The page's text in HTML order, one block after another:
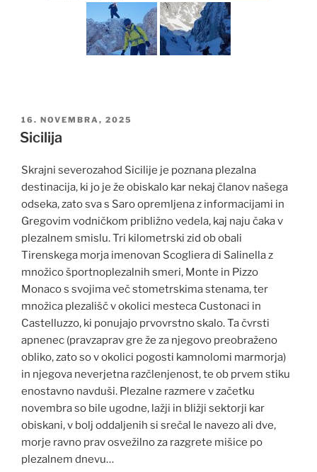
OBJAVLJENO
DNE
16. NOVEMBRA, 2025
Sicilija
Skrajni severozahod Sicilije je poznana plezalna
destinacija, ki jo je že obiskalo kar nekaj članov našega
odseka, zato sva s Saro opremljena z informacijami in
Gregovim vodničkom približno vedela, kaj naju čaka v
plezalnem smislu. Tri kilometrski zid ob obali
Tirenskega morja imenovan Scogliera di Salinella z
množico športnoplezalnih smeri, Monte in Pizzo
Monaco s svojima več stometrskima stenama, ter
množica plezališč v okolici mesteca Custonaci in
Castelluzzo, ki ponujajo prvovrstno skalo. Ta čvrsti
apnenec (pravzaprav gre že za njegovo preobraženo
obliko, zato so v okolici pogosti kamnolomi marmorja)
in njegova neverjetna razčlenjenost, te ob prvem stiku
enostavno navduši. Plezalne razmere v začetku
novembra so bile ugodne, lažji in bližji sektorji kar
obiskani, v bolj oddaljenih si srečal le navezo ali dve,
morje ravno prav osvežilno za razgrete mišice po
plezalnem dnevu…